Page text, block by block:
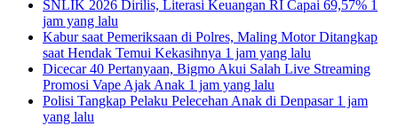
SNLIK 2026 Dirilis, Literasi Keuangan RI Capai 69,57% 1
jam yang lalu
Kabur saat Pemeriksaan di Polres, Maling Motor Ditangkap
saat Hendak Temui Kekasihnya 1 jam yang lalu
Dicecar 40 Pertanyaan, Bigmo Akui Salah Live Streaming
Promosi Vape Ajak Anak 1 jam yang lalu
Polisi Tangkap Pelaku Pelecehan Anak di Denpasar 1 jam
yang lalu